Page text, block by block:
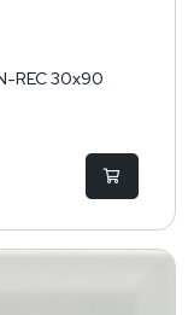
REC 30x90